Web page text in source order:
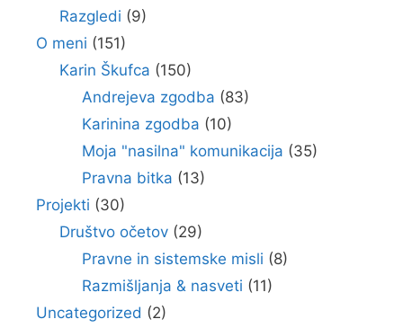
Razgledi (9)
O meni (151)
Karin Škufca (150)
Andrejeva zgodba (83)
Karinina zgodba (10)
Moja "nasilna" komunikacija (35)
Pravna bitka (13)
Projekti (30)
Društvo očetov(29)
Pravne in sistemske misli (8)
Razmišljanja & nasveti (11)
Uncategorized (2)